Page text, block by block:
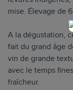
mise. Élevage de
A la dégustation,
fait du grand âge
vin de grande
avec le temps
fraîcheur.